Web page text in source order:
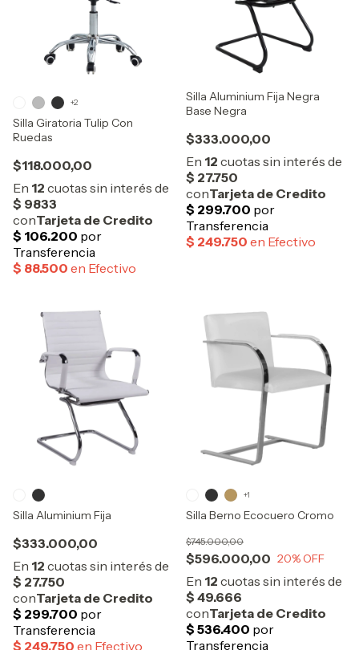
Silla Giratoria Tulip Con
Ruedas
$118.000,00
+2
Silla Aluminium Fija Negra
Base Negra
$333.000,00
Silla Aluminium Fija
$333.000,00
Silla Berno Ecocuero Cromo
$596.000,00
$745.000,00
20% OFF
+1